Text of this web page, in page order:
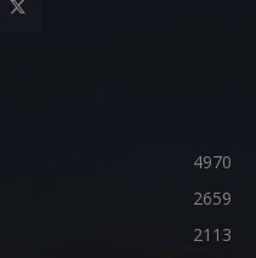
4970
2659
2113